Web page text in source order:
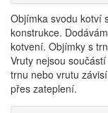
Objímka svodu kotví
konstrukce.
kotvení. Objímky s
Vruty nejsou
trnu nebo vrutu
přes zateplení.